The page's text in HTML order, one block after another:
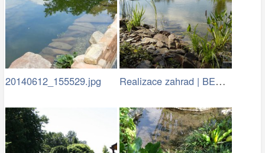
20140612_155529.jpg Realizace zahrad | BENED - zahradní…